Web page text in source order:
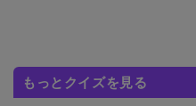
もっとクイズを見る